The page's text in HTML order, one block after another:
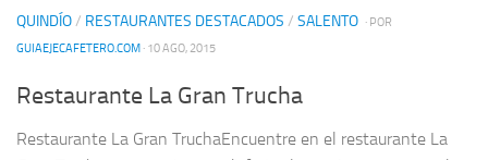
QUINDÍO/ RESTAURANTES DESTACADOS / SALENTO · POR
GUIAEJECAFETERO.COM · 10 AGO, 2015
Restaurante La Gran Trucha
Restaurante La Gran TruchaEncuentre en el restaurante La